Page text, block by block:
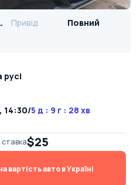
Привід
Повний
14:30/5 д : 9 г : 28 хв
$25
вартість авто в Україні